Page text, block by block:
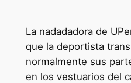
La nadadadora de
que la deportista
normalmente sus
en los vestuarios del